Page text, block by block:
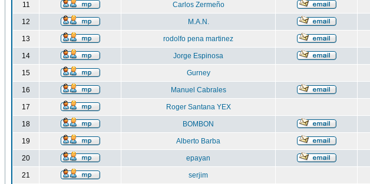
11 Carlos Zermeño
12 M.A.N.
13 rodolfo pena martinez
14 Jorge Espinosa
15 Gurney
16 Manuel Cabrales
17 Roger Santana YEX
18 BOMBON
19 Alberto Barba
20 epayan
21 serjim